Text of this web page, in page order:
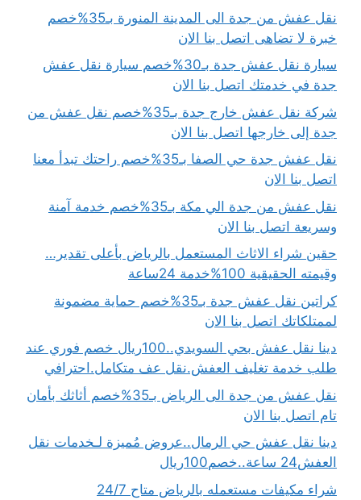
نقل عفش من جدة الى المدينة المنورة بـ35%خصم
خبرة لا تضاهى اتصل بنا الان
سيارة نقل عفش جدة بـ30%خصم سيارة نقل عفش
جدة في خدمتك اتصل بنا الان
شركة نقل عفش خارج جدة بـ35%خصم نقل عفش من
جدة إلى خارجها اتصل بنا الان
نقل عفش جدة حي الصفا بـ35%خصم راحتك تبدأ معنا
اتصل بنا الان
نقل عفش من جدة الي مكة بـ35%خصم خدمة آمنة
وسريعة اتصل بنا الان
حقين شراء الاثاث المستعمل بالرياض بأعلى تقدير…
وقيمته الحقيقية 100%خدمة 24ساعة
كراتين نقل عفش جدة بـ35%خصم حماية مضمونة
لممتلكاتك اتصل بنا الان
دينا نقل عفش بحي السويدي..100ريال خصم فوري عند
طلب خدمة تغليف العفش.نقل عف متكامل.احترافي
نقل عفش من جدة الى الرياض بـ35%خصم أثاثك بأمان
تام اتصل بنا الان
دينا نقل عفش حي الرمال..عروض مُميزة لـخدمات نقل
العفش24 ساعة..خصم100ريال
شراء مكيفات مستعمله بالرياض متاح 24/7